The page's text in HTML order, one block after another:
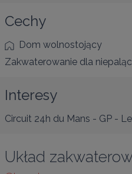
Cechy
Dom wolnostojący
Zakwaterowanie dla
Interesy
Circuit 24h du Mans - GP -
Układ